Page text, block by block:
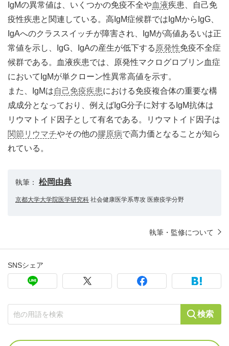
IgMの異常値は、いくつかの免疫不全や血液疾患、自己免
疫性疾患と関連している。高IgM症候群ではIgMからIgG、
IgAへのクラススイッチが障害され、IgMが高値あるいは正
常値を示し、IgG、IgAの産生が低下する 原発性免疫不全症
候群である。血液疾患では、原発性マクログロブリン血症
においてIgMが単クローン性異常高値を示す。
また、IgMは自己免疫疾患における免疫複合体の重要な構
成成分となっており、例えばIgG分子に対するIgM抗体は
リウマトイド因子として有名である。リウマトイド因子は
関節リウマチやその他の膠原病で高力価となることが知ら
れている。
執筆： 松岡由典
京都大学大学院医学研究科 社会健康医学系専攻 医療疫学分野
執筆・監修について
SNSシェア
検索